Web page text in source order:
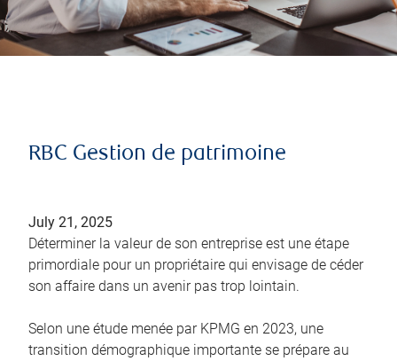
RBC Gestion de patrimoine
July 21, 2025
Déterminer la valeur de son entreprise est une étape
primordiale pour un propriétaire qui envisage de céder
son affaire dans un avenir pas trop lointain.
Selon une étude menée par KPMG en 2023, une
transition démographique importante se prépare au